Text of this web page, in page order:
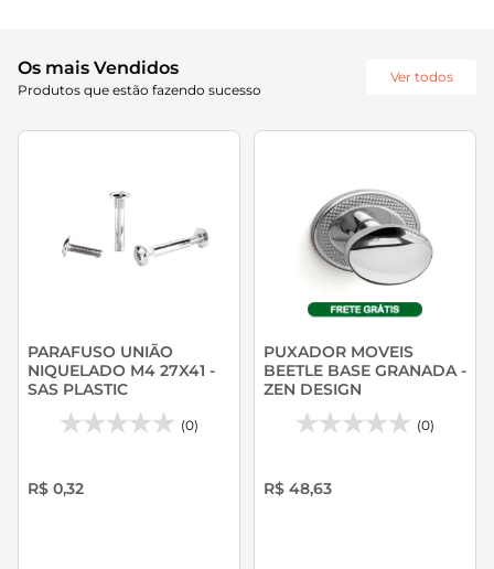
Os mais Vendidos
Produtos que estão fazendo sucesso
Ver todos
PARAFUSO UNIÃO
NIQUELADO M4 27X41 -
SAS PLASTIC
(0)
R$ 0,32
PUXADOR MOVEIS
BEETLE BASE GRANADA -
ZEN DESIGN
(0)
R$ 48,63